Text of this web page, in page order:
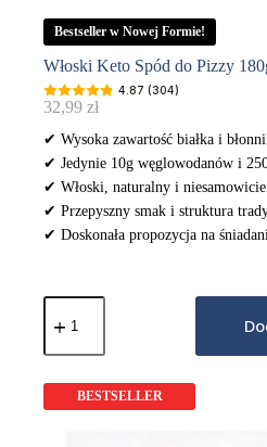
Bestseller w Nowej Formie!
Włoski Keto Spód do Pizzy
4.87 (304)
32,99 zł
✔ Wysoka zawartość białka i
✔ Jedynie 10g węglowodanów i
✔ Włoski, naturalny i niesamowicie
✔ Przepyszny smak i struktura
✔ Doskonała propozycja na
ilość
Włoski
Spód
Pizzy
180g
BESTSELLER